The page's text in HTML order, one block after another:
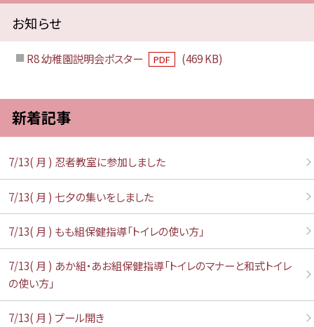
お知らせ
R8 幼稚園説明会ポスター PDF (469 KB)
新着記事
7/13( 月 ) 忍者教室に参加しました
7/13( 月 ) 七夕の集いをしました
7/13( 月 ) もも組保健指導「トイレの使い方」
7/13( 月 ) あか組・あお組保健指導「トイレのマナーと和式トイレ
の使い方」
7/13( 月 ) プール開き